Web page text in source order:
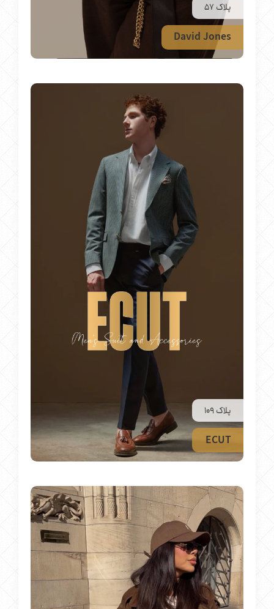
پلاک 57
David Jones
پلاک 109
ECUT